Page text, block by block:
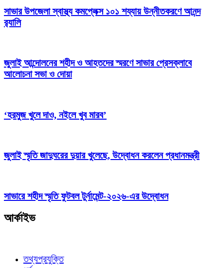
সাভার উপজেলা স্বাস্থ্য কমপ্লেক্স ১০১ শয্যায় উন্নীতকরণে আনন্দ
র‍্যালি
জুলাই আন্দোলনের শহীদ ও আহতদের স্মরণে সাভার প্রেসক্লাবে
আলোচনা সভা ও দোয়া
‘হরমুজ খুলে দাও, নইলে খুব মারব’
জুলাই স্মৃতি জাদুঘরের দুয়ার খুলেছে, উদ্বোধন করলেন প্রধানমন্ত্রী
সাভারে শহীদ স্মৃতি ফুটবল টুর্নামেন্ট-২০২৬-এর উদ্বোধন
আর্কাইভ
তথ্যপ্রযুক্তি